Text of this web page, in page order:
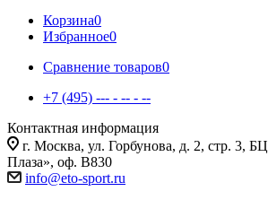
Корзина0
Избранное0
Сравнение товаров0
+7 (495) --- - -- - --
Контактная информация
г. Москва, ул. Горбунова, д. 2, стр. 3,
Плаза», оф. В830
info@eto-sport.ru